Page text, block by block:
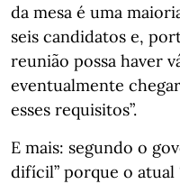
da mesa é uma
seis candidatos e,
reunião possa haver
eventualmente
esses requisitos”.
E mais: segundo o
difícil” porque o atual